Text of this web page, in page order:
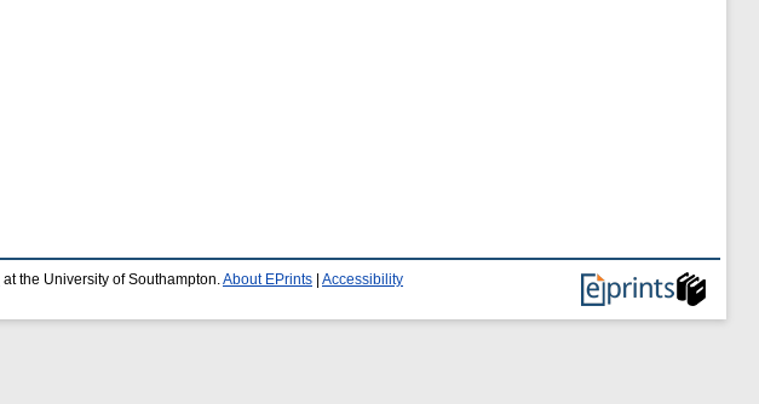
at the University of Southampton.About EPrints Accessibility